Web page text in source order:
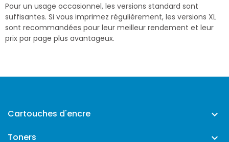
Pour un usage occasionnel, les versions standard sont
suffisantes. Si vous imprimez régulièrement, les versions XL
sont recommandées pour leur meilleur rendement et leur
prix par page plus avantageux.
Cartouches d'encre 
Toners 